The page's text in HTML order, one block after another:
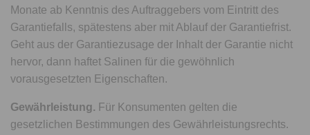
Monate ab Kenntnis des Auftraggebers vom Eintritt des
Garantiefalls, spätestens aber mit Ablauf der Garantiefrist.
Geht aus der Garantiezusage der Inhalt der Garantie nicht
hervor, dann haftet Salinen für die gewöhnlich
vorausgesetzten Eigenschaften.
Gewährleistung. Für Konsumenten gelten die
gesetzlichen Bestimmungen des Gewährleistungsrechts.